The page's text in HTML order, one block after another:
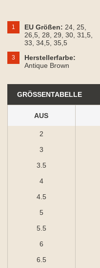
1 EU Größen: 24 , 25
26,5 , 28 , 29 , 30 , 31,5
33 , 34,5 , 35,5
3
Herstellerfarbe:
Antique Brown
GRÖSSENTABELLE
AUS
2
3
3.5
4
4.5
5
5.5
6
6.5